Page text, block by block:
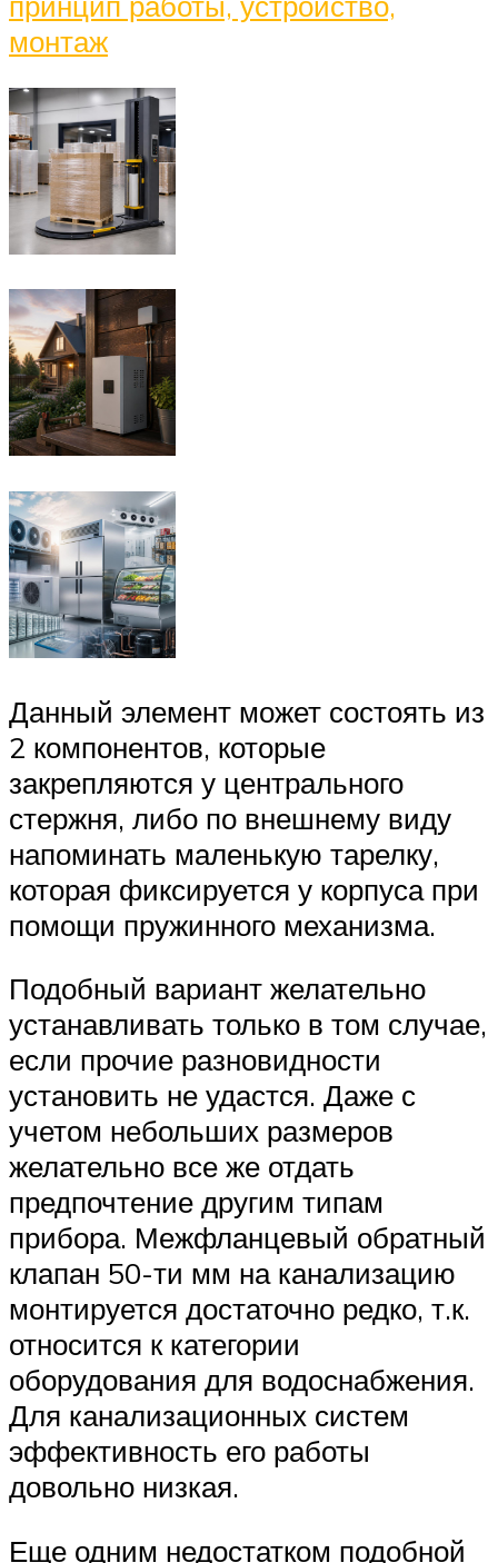
Данный элемент может состоять из
2 компонентов, которые
закрепляются у центрального
стержня, либо по внешнему виду
напоминать маленькую тарелку,
которая фиксируется у корпуса при
помощи пружинного механизма.
Подобный вариант желательно
устанавливать только в том случае,
если прочие разновидности
установить не удастся. Даже с
учетом небольших размеров
желательно все же отдать
предпочтение другим типам
прибора. Межфланцевый обратный
клапан 50-ти мм на канализацию
монтируется достаточно редко, т.к.
относится к категории
оборудования для водоснабжения.
Для канализационных систем
эффективность его работы
довольно низкая.
Еще одним недостатком подобной